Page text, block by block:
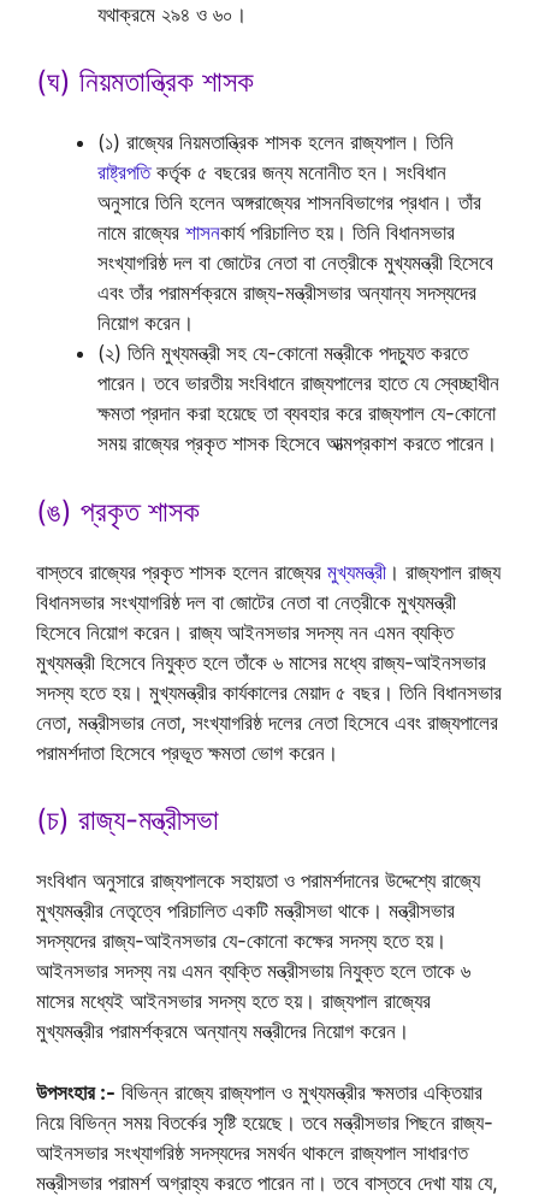
যথাক্রমে ২৯৪ ও ৬০।
(ঘ) নিয়মতান্ত্রিক শাসক
(১) রাজ্যের নিয়মতান্ত্রিক শাসক হলেন রাজ্যপাল। তিনি
রাষ্ট্রপতিকর্তৃক ৫ বছরের জন্য মনোনীত হন। সংবিধান
অনুসারে তিনি হলেন অঙ্গরাজ্যের শাসনবিভাগের প্রধান। তাঁর
নামে রাজ্যের শাসনকার্য পরিচালিত হয়। তিনি বিধানসভার
সংখ্যাগরিষ্ঠ দল বা জোটের নেতা বা নেত্রীকে মুখ্যমন্ত্রী হিসেবে
এবং তাঁর পরামর্শক্রমে রাজ্য-মন্ত্রীসভার অন্যান্য সদস্যদের
নিয়োগ করেন।
(২) তিনি মুখ্যমন্ত্রী সহ যে-কোনো মন্ত্রীকে পদচ্যুত করতে
পারেন। তবে ভারতীয় সংবিধানে রাজ্যপালের হাতে যে স্বেচ্ছাধীন
ক্ষমতা প্রদান করা হয়েছে তা ব্যবহার করে রাজ্যপাল যে-কোনো
সময় রাজ্যের প্রকৃত শাসক হিসেবে আত্মপ্রকাশ করতে পারেন।
(ঙ) প্রকৃত শাসক
বাস্তবে রাজ্যের প্রকৃত শাসক হলেন রাজ্যের মুখ্যমন্ত্রী । রাজ্যপাল রাজ্য
বিধানসভার সংখ্যাগরিষ্ঠ দল বা জোটের নেতা বা নেত্রীকে মুখ্যমন্ত্রী
হিসেবে নিয়োগ করেন। রাজ্য আইনসভার সদস্য নন এমন ব্যক্তি
মুখ্যমন্ত্রী হিসেবে নিযুক্ত হলে তাঁকে ৬ মাসের মধ্যে রাজ্য-আইনসভার
সদস্য হতে হয়। মুখ্যমন্ত্রীর কার্যকালের মেয়াদ ৫ বছর। তিনি বিধানসভার
নেতা, মন্ত্রীসভার নেতা, সংখ্যাগরিষ্ঠ দলের নেতা হিসেবে এবং রাজ্যপালের
পরামর্শদাতা হিসেবে প্রভূত ক্ষমতা ভোগ করেন।
(চ) রাজ্য-মন্ত্রীসভা
সংবিধান অনুসারে রাজ্যপালকে সহায়তা ও পরামর্শদানের উদ্দেশ্যে রাজ্যে
মুখ্যমন্ত্রীর নেতৃত্বে পরিচালিত একটি মন্ত্রীসভা থাকে। মন্ত্রীসভার
সদস্যদের রাজ্য-আইনসভার যে-কোনো কক্ষের সদস্য হতে হয়।
আইনসভার সদস্য নয় এমন ব্যক্তি মন্ত্রীসভায় নিযুক্ত হলে তাকে ৬
মাসের মধ্যেই আইনসভার সদস্য হতে হয়। রাজ্যপাল রাজ্যের
মুখ্যমন্ত্রীর পরামর্শক্রমে অন্যান্য মন্ত্রীদের নিয়োগ করেন।
উপসংহার :- বিভিন্ন রাজ্যে রাজ্যপাল ও মুখ্যমন্ত্রীর ক্ষমতার এক্তিয়ার
নিয়ে বিভিন্ন সময় বিতর্কের সৃষ্টি হয়েছে। তবে মন্ত্রীসভার পিছনে রাজ্য-
আইনসভার সংখ্যাগরিষ্ঠ সদস্যদের সমর্থন থাকলে রাজ্যপাল সাধারণত
মন্ত্রীসভার পরামর্শ অগ্রাহ্য করতে পারেন না। তবে বাস্তবে দেখা যায় যে,